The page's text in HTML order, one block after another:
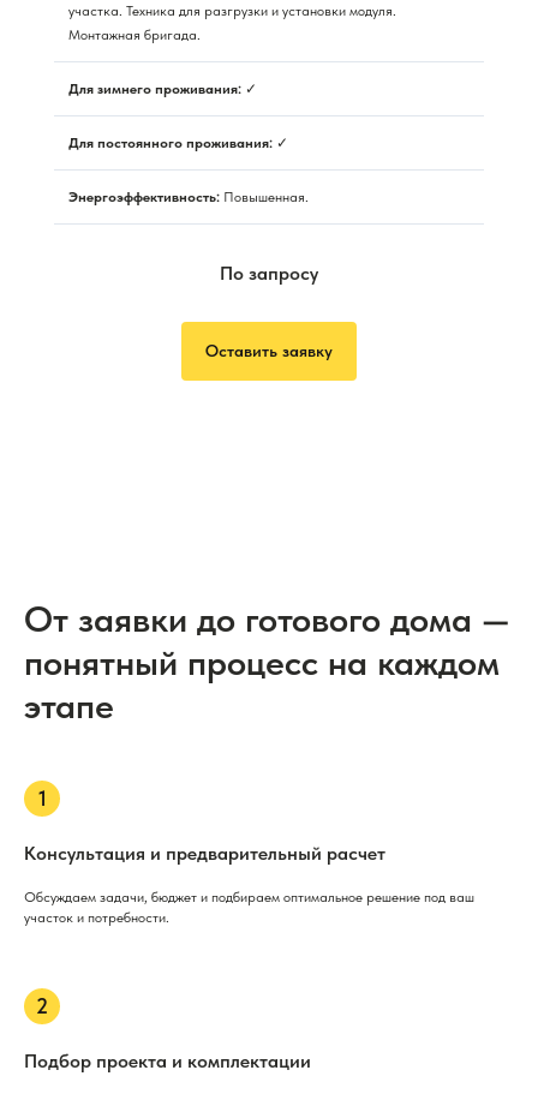
участка. Техника для разгрузки и установки модуля.
Монтажная бригада.
Для зимнего проживания: ✓
Для постоянного проживания: ✓
Энергоэффективность: Повышенная.
По запросу
Оставить заявку
От заявки до готового дома —
понятный процесс на каждом
этапе
Консультация и предварительный расчет
Обсуждаем задачи, бюджет и подбираем оптимальное решение под ваш
участок и потребности.
Подбор проекта и комплектации